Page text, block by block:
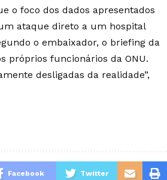
o foco dos dados apresentados
ataque direto a um hospital
o embaixador, o briefing da
próprios funcionários da ONU.
desligadas da realidade”,
Facebook Twitter